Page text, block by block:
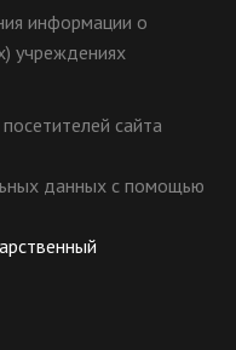
информации о
учреждениях
сайта
данных с помощью